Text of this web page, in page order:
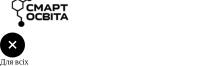
Для всіх